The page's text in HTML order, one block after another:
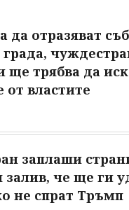
да отразяват
ще трябва да
властите
заплаши
залив, че ще ги
не спрат Тръмп